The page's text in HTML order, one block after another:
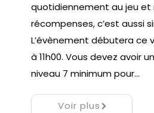
quotidiennement au jeu et
récompenses, c’est aussi
L’évènement débutera ce
à 11h00. Vous devez avoir
niveau 7 minimum pour…
Voir plus